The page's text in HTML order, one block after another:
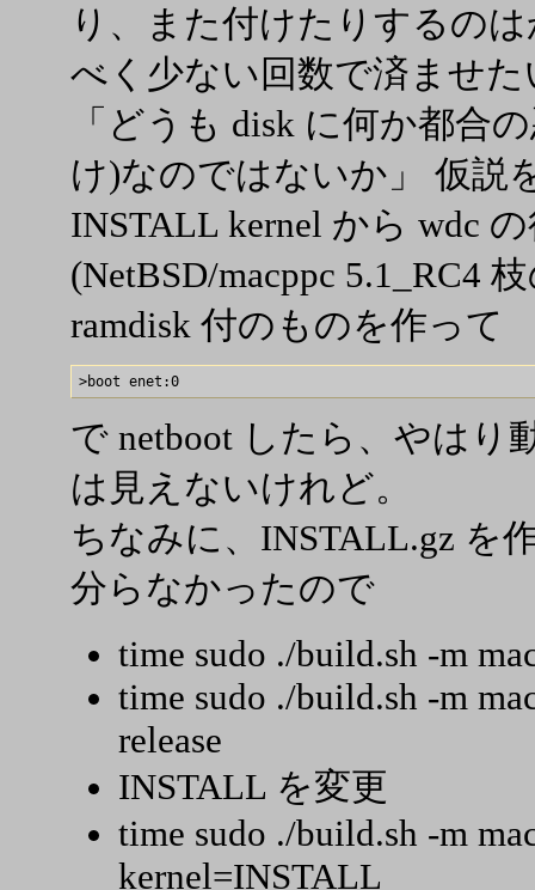
り、また付けたりするの
べく少ない回数で済ませた
「どうも disk に何か都合
け)なのではないか」 仮説
INSTALL kernel から wdc
(NetBSD/macppc 5.1_RC4
ramdisk 付のものを作って
で netboot したら、やはり
は見えないけれど。
ちなみに、INSTALL.gz を
分らなかったので
time sudo ./build.sh -m
time sudo ./build.sh -m
release
INSTALL を変更
time sudo ./build.sh -m
kernel=INSTALL